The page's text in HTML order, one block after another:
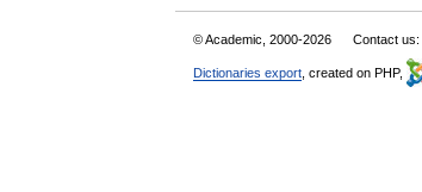
© Academic, 2000-2026 Contact us:
Dictionaries export , created on PHP,